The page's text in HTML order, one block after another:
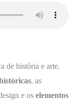
de história e arte.
, as
e os elementos